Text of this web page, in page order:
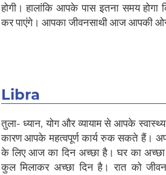
होगी। हालांकि आपके पास इतना समय
कर पाएंगे। आपका जीवनसाथी आज आपकी ओर
Libra
तुला- ध्यान, योग और व्यायाम से आपके
कारण आपके महत्वपूर्ण कार्य रुक सकते हैं।
के लिए आज का दिन अच्छा है। घर का अच्छा
कुल मिलाकर अच्छा दिन है। रात को